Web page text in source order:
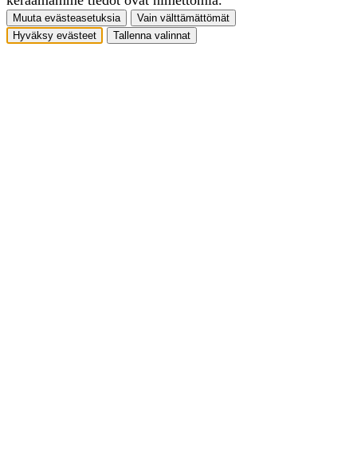
Muuta evästeasetuksia
Vain välttämättömät
Hyväksy evästeet
Tallenna valinnat